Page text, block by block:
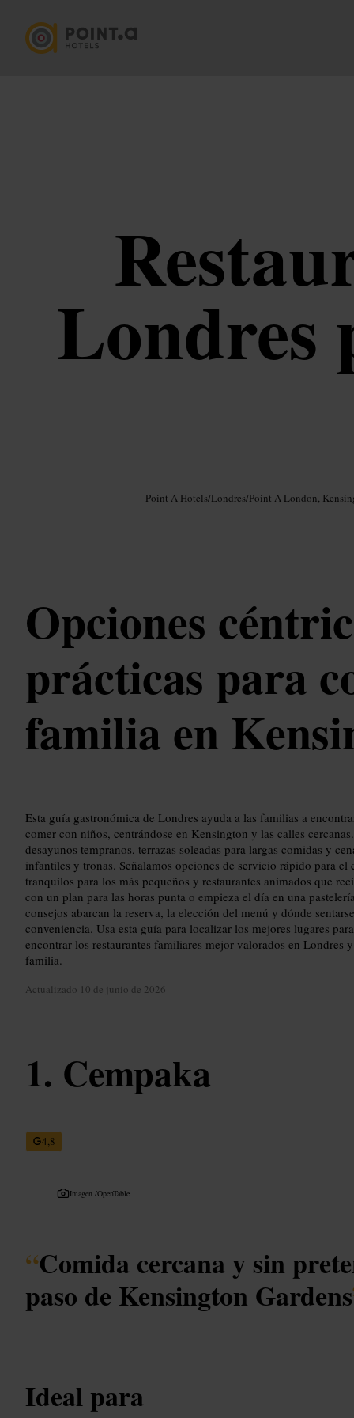
Londres
Point A Hotels/Londres/Point A London,
Opciones
prácticas para
familia en
Esta guía gastronómica de Londres ayuda a las familias a
comer con niños, centrándose en Kensington y las calles
desayunos tempranos, terrazas soleadas para largas comidas y
infantiles y tronas. Señalamos opciones de servicio rápido para el
tranquilos para los más pequeños y restaurantes animados que
con un plan para las horas punta o empieza el día en una
consejos abarcan la reserva, la elección del menú y dónde
conveniencia. Usa esta guía para localizar los mejores lugares
encontrar los restaurantes familiares mejor valorados en Londres
familia.
Actualizado 10 de junio de 2026
Cempaka
4,8
Imagen /OpenTable
“Comida cercana y sin
paso de Kensington Gardens
Ideal para